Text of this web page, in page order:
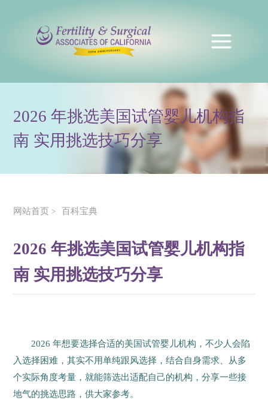
2026 年挑选美国试管婴儿机构指
南 实用挑选技巧分享
网站首页 > 百科宝典
2026 年挑选美国试管婴儿机构指
南 实用挑选技巧分享
2026 年想要选择合适的美国试管婴儿机构，不少人会陷
入选择困难，其实不用单纯跟风选择，结合自身需求、从多
个实际角度考量，就能筛选出适配自己的机构，分享一些接
地气的挑选思路，供大家参考。